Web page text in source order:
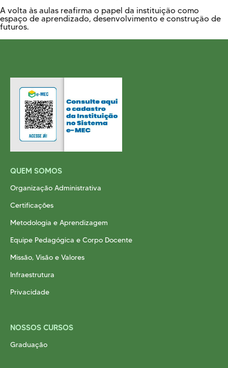
A volta às aulas reafirma o papel da instituição como
espaço de aprendizado, desenvolvimento e construção de
futuros.
QUEM SOMOS
Organização Administrativa
Certificações
Metodologia e Aprendizagem
Equipe Pedagógica e Corpo Docente
Missão, Visão e Valores
Infraestrutura
Privacidade
NOSSOS CURSOS
Graduação